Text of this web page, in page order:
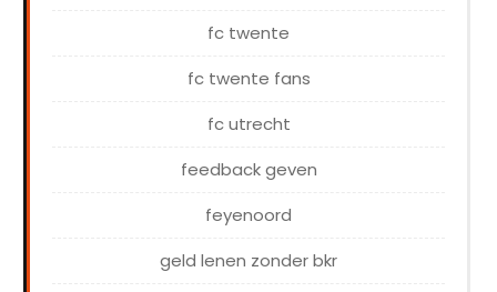
fc twente
fc twente fans
fc utrecht
feedback geven
feyenoord
geld lenen zonder bkr